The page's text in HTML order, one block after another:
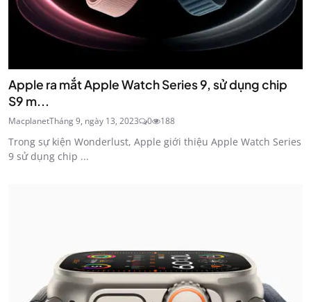
Apple ra mắt Apple Watch Series 9, sử dụng chip
S9 m...
MacplanetTháng 9, ngày 13, 2023 0 188
Trong sự kiện Wonderlust, Apple giới thiệu Apple Watch Series
9 sử dụng chip ...